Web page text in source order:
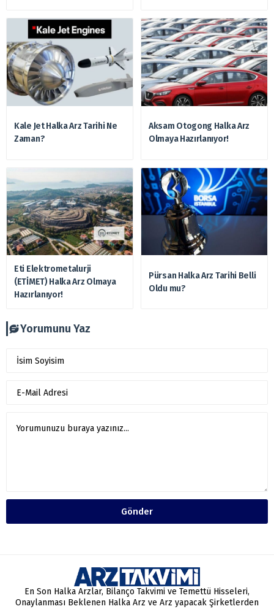
Kale Jet Halka Arz Tarihi Ne
Zaman?
Aksam Otogong Halka Arz
Olmaya Hazırlanıyor!
Eti Elektrometalurji
(ETİMET) Halka Arz Olmaya
Hazırlanıyor!
Pürsan Halka Arz Tarihi Belli
Oldu mu?
Yorumunu Yaz
Gönder
En Son Halka Arzlar, Bilanço Takvimi ve Temettü Hisseleri,
Onaylanması Beklenen Halka Arz ve Arz yapacak Şirketlerden